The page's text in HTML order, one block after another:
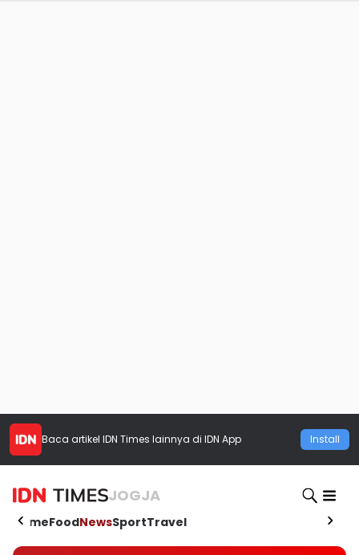
Baca artikel IDN Times lainnya di IDN App Install
JOGJA
HomeFoodNewsSportTravel